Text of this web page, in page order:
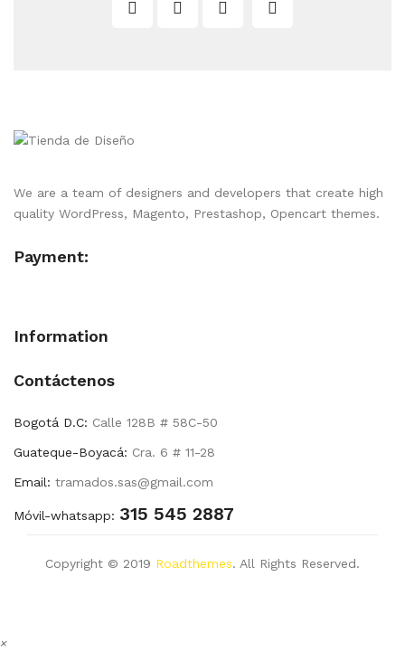
We are a team of designers and developers that create high
quality WordPress, Magento, Prestashop, Opencart themes.
Payment:
Information
Contáctenos
Bogotá D.C: Calle 128B # 58C-50
Guateque-Boyacá: Cra. 6 # 11-28
Email: tramados.sas@gmail.com
Móvil-whatsapp: 315 545 2887
Copyright © 2019 Roadthemes. All Rights Reserved.
×